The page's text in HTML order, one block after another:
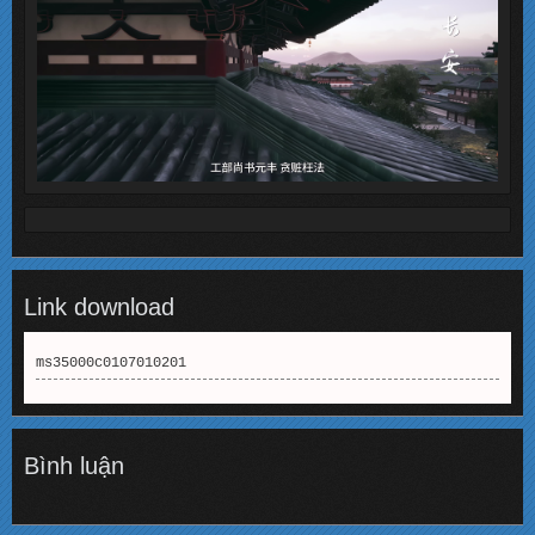
Link download
ms35000c0107010201
Bình luận